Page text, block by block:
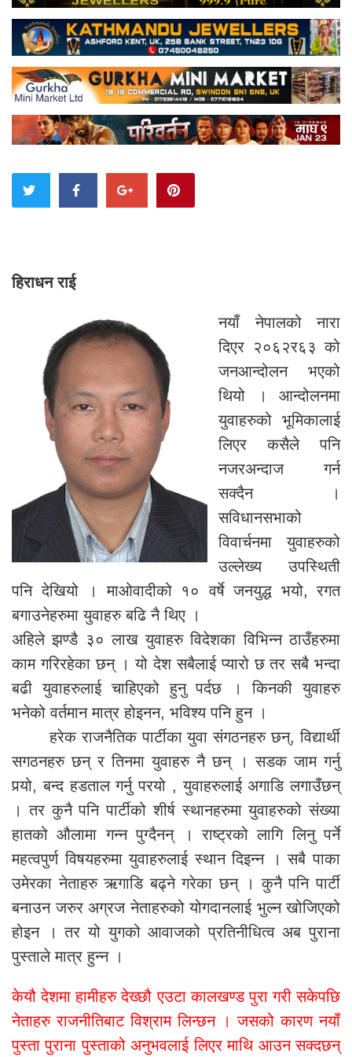
हिराधन राई
नयाँ नेपालको नारा
दिएर २०६२र६३ को
जनआन्दोलन भएको
थियो । आन्दोलनमा
युवाहरुको भूमिकालाई
लिएर कसैले पनि
नजरअन्दाज गर्न
सक्दैन ।
सविधानसभाको
विवार्चनमा युवाहरुको
उल्लेख्य उपस्थिती
पनि देखियो । माओवादीको १० वर्षे जनयुद्ध भयो, रगत
बगाउनेहरुमा युवाहरु बढि नै थिए ।
अहिले झण्डै ३० लाख युवाहरु विदेशका विभिन्न ठाउँहरुमा
काम गरिरहेका छन् । यो देश सबैलाई प्यारो छ तर सबै भन्दा
बढी युवाहरुलाई चाहिएको हुनु पर्दछ । किनकी युवाहरु
भनेको वर्तमान मात्र होइनन, भविश्य पनि हुन ।
हरेक राजनैतिक पार्टीका युवा संगठनहरु छन्, विद्यार्थी
सगठनहरु छन् र तिनमा युवाहरु नै छन् । सडक जाम गर्नु
पर्‍यो, बन्द हडताल गर्नु परयो , युवाहरुलाई अगाडि लगाउँछन्
। तर कुनै पनि पार्टीको शीर्ष स्थानहरुमा युवाहरुको संख्या
हातको औलामा गन्न पुग्दैनन् । राष्ट्रको लागि लिनु पर्ने
महत्वपुर्ण विषयहरुमा युवाहरुलाई स्थान दिइन्न । सबै पाका
उमेरका नेताहरु ऋगाडि बढ्ने गरेका छन् । कुनै पनि पार्टी
बनाउन जरुर अग्रज नेताहरुको योगदानलाई भुल्न खोजिएको
होइन । तर यो युगको आवाजको प्रतिनीधित्व अब पुराना
पुस्ताले मात्र हुन्न ।
केयौ देशमा हामीहरु देख्छौ एउटा कालखण्ड पुरा गरी सकेपछि
नेताहरु राजनीतिबाट विश्राम लिन्छन । जसको कारण नयाँ
पुस्ता पुराना पुस्ताको अनुभवलाई लिएर माथि आउन सक्दछन्